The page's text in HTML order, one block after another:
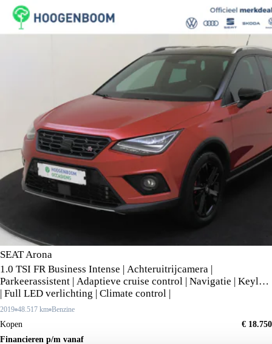
SEAT Arona
1.0 TSI FR Business Intense | Achteruitrijcamera |
Parkeerassistent | Adaptieve cruise control | Navigatie | Keyless
| Full LED verlichting | Climate control |
2019 48.517 km Benzine
Kopen
€ 18.750
Financieren p/m vanaf